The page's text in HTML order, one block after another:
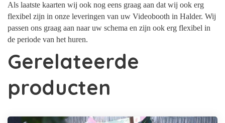
Als laatste kaarten wij ook nog eens graag aan dat wij ook erg
flexibel zijn in onze leveringen van uw Videobooth in Halder. Wij
passen ons graag aan naar uw schema en zijn ook erg flexibel in
de periode van het huren.
Gerelateerde
producten